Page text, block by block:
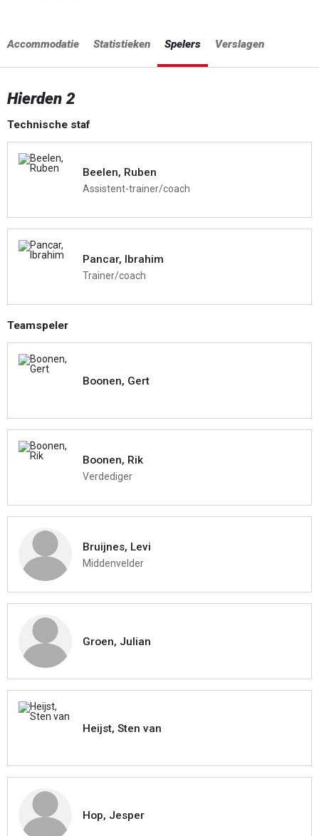
Accommodatie Statistieken Spelers Verslagen
Hierden 2
Technische staf
Beelen, Ruben
Assistent-trainer/coach
Pancar, Ibrahim
Trainer/coach
Teamspeler
Boonen, Gert
Boonen, Rik
Verdediger
Bruijnes, Levi
Middenvelder
Groen, Julian
Heijst, Sten van
Hop, Jesper